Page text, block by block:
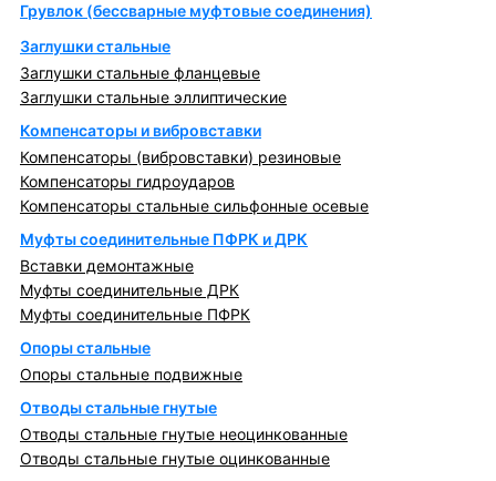
Грувлок (бессварные муфтовые соединения)
Заглушки стальные
Заглушки стальные фланцевые
Заглушки стальные эллиптические
Компенсаторы и вибровставки
Компенсаторы (вибровставки) резиновые
Компенсаторы гидроударов
Компенсаторы стальные сильфонные осевые
Муфты соединительные ПФРК и ДРК
Вставки демонтажные
Муфты соединительные ДРК
Муфты соединительные ПФРК
Опоры стальные
Опоры стальные подвижные
Отводы стальные гнутые
Отводы стальные гнутые неоцинкованные
Отводы стальные гнутые оцинкованные